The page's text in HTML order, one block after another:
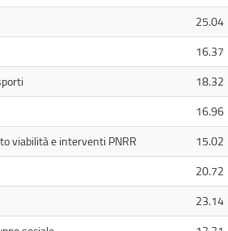
25.04
16.37
18.32
16.96
viabilità e interventi PNRR 15.02
20.72
23.14